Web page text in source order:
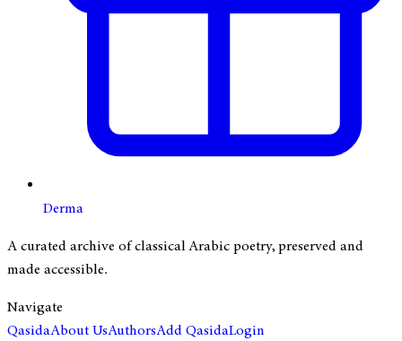
Derma
A curated archive of classical Arabic poetry, preserved and
made accessible.
Navigate
QasidaAbout UsAuthorsAdd QasidaLogin